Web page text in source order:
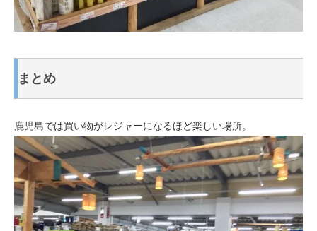
まとめ
鹿児島では買い物がレジャーになるほど楽しい場所。